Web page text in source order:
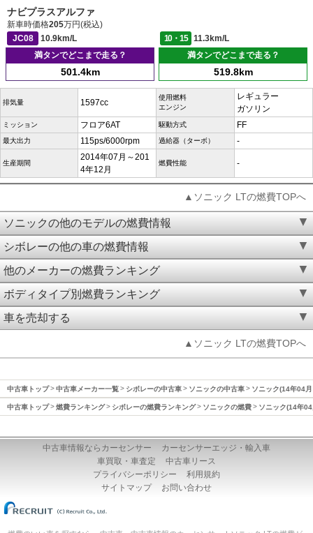
ナビプラスアルファ
新車時価格205万円(税込)
JC08
10.9km/L 10・15
11.3km/L
満タンでどこまで走る？
501.4km
満タンでどこまで走る？
519.8km
排気量 1597cc
使用燃料
エンジン
レギュラー
ガソリン
ミッション フロア6AT 駆動方式 FF
最大出力 115ps/6000rpm 過給器（ターボ） -
生産期間
2014年07月～201
4年12月
燃費性能 -
▲ソニック LTの燃費TOPへ
ソニックの他のモデルの燃費情報
シボレーの他の車の燃費情報
他のメーカーの燃費ランキング
ボディタイプ別燃費ランキング
車を売却する
▲ソニック LTの燃費TOPへ
中古車トップ 中古車メーカー一覧 シボレーの中古車 ソニックの中古車 ソニック(14年04
中古車トップ 燃費ランキング シボレーの燃費ランキング ソニックの燃費 ソニック(14年
中古車情報ならカーセンサー
カーセンサーエッジ・輸入車
車買取・車査定
中古車リース
プライバシーポリシー
利用規約
サイトマップ
お問い合わせ